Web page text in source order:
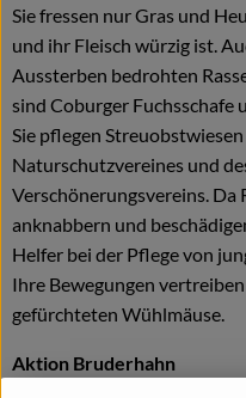
Sie fressen nur Gras und
und ihr Fleisch würzig ist.
Aussterben bedrohten
sind Coburger Fuchsschafe
Sie pflegen
Naturschutzvereines und
Verschönerungsvereins. Da
anknabbern und
Helfer bei der Pflege von
Ihre Bewegungen
gefürchteten Wühlmäuse.
Aktion Bruderhahn